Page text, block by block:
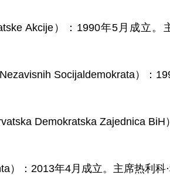
Akcije）：1990年5月成立
Socijaldemokrata）：
Demokratska Zajednica
）：2013年4月成立。主席热利科·